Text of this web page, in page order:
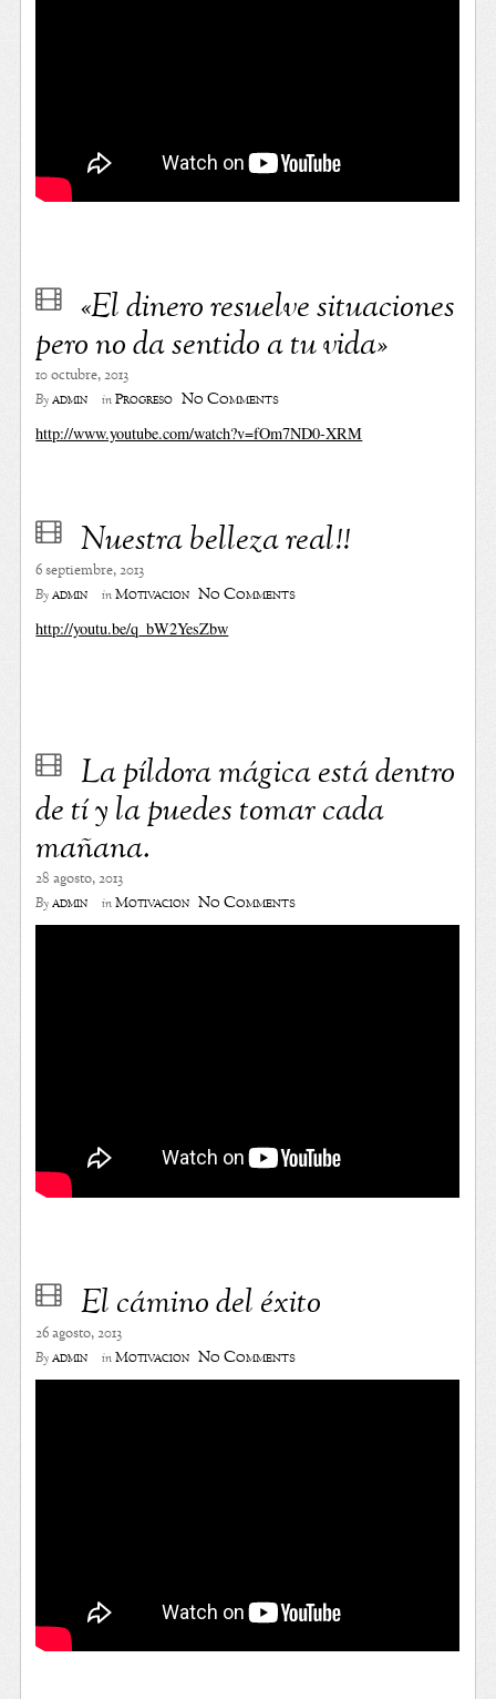
«El dinero resuelve situaciones
pero no da sentido a tu vida»
10 octubre, 2013
Byadmin inProgreso No Comments
http://www.youtube.com/watch?v=fOm7ND0-XRM
Nuestra belleza real!!
6 septiembre, 2013
Byadmin inMotivación No Comments
http://youtu.be/q_bW2YesZbw
La píldora mágica está dentro
de tí y la puedes tomar cada
mañana.
28 agosto, 2013
Byadmin inMotivación No Comments
El cámino del éxito
26 agosto, 2013
Byadmin inMotivación No Comments